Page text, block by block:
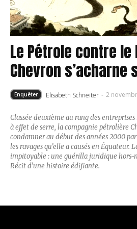
Le Pétrole contre le
Chevron s’acharne
Enquêter Elisabeth Schneiter - 2
Classée deuxième au rang des
à effet de serre, la compagnie pétrolière
condamner au début des années 2000
les ravages qu’elle a causés en Équateur.
impitoyable : une guérilla juridique hors-
Récit d’une histoire édifiante.